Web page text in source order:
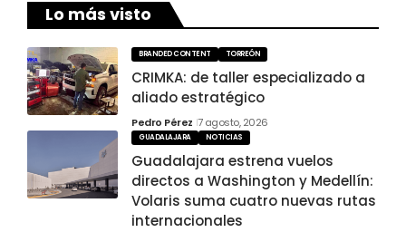
Lo más visto
BRANDED CONTENT TORREÓN
CRIMKA: de taller especializado a
aliado estratégico
Pedro Pérez 7 agosto, 2026
GUADALAJARA NOTICIAS
Guadalajara estrena vuelos
directos a Washington y Medellín:
Volaris suma cuatro nuevas rutas
internacionales